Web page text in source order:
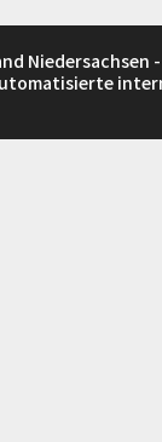
Niedersachsen -